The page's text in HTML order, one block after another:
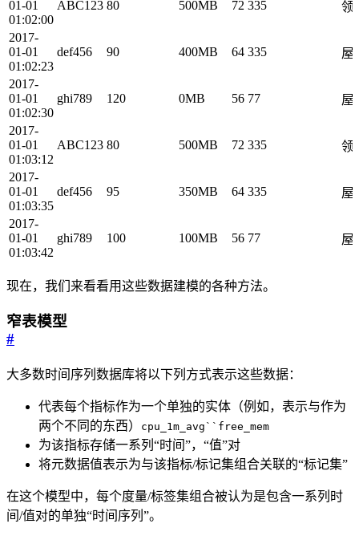
01-01
01:02:00
ABC123 80 500MB 72 335 领
2017-
01-01
01:02:23
def456 90 400MB 64 335 屋
2017-
01-01
01:02:30
ghi789 120 0MB 56 77 屋
2017-
01-01
01:03:12
ABC123 80 500MB 72 335 领
2017-
01-01
01:03:35
def456 95 350MB 64 335 屋
2017-
01-01
01:03:42
ghi789 100 100MB 56 77 屋
现在，我们来看看用这些数据建模的各种方法。
窄表模型
#
大多数时间序列数据库将以下列方式表示这些数据：
代表每个指标作为一个单独的实体（例如，表示与作为
两个不同的东西）
cpu_1m_avg``free_mem
为该指标存储一系列“时间”，“值”对
将元数据值表示为与该指标/标记集组合关联的“标记集”
在这个模型中，每个度量/标签集组合被认为是包含一系列时
间/值对的单独“时间序列”。